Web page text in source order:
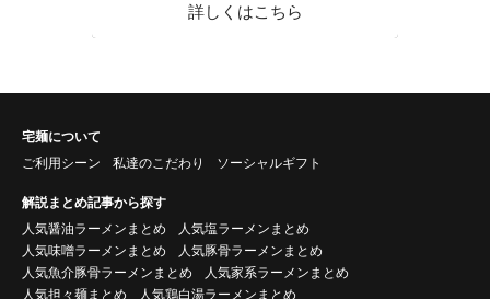
詳しくはこちら
宅麺について
ご利用シーン
私達のこだわり ソーシャルギフト
解説まとめ記事から探す
人気醤油ラーメンまとめ
人気塩ラーメンまとめ
人気味噌ラーメンまとめ
人気豚骨ラーメンまとめ
人気魚介豚骨ラーメンまとめ
人気家系ラーメンまとめ
人気担々麺まとめ
人気鶏白湯ラーメンまとめ